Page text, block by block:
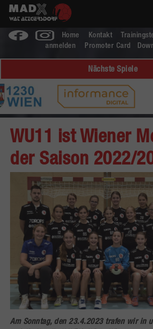
Home Kontakt
anmelden
Promoter Card
Nächste Spiele
WU11 ist Wiener
der Saison 2022/
Am Sonntag, den 23.4.2023 trafen wir in